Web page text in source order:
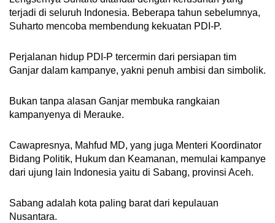
terjadi di seluruh Indonesia. Beberapa tahun sebelumnya,
Suharto mencoba membendung kekuatan PDI-P.
Perjalanan hidup PDI-P tercermin dari persiapan tim
Ganjar dalam kampanye, yakni penuh ambisi dan simbolik.
Bukan tanpa alasan Ganjar membuka rangkaian
kampanyenya di Merauke.
Cawapresnya, Mahfud MD, yang juga Menteri Koordinator
Bidang Politik, Hukum dan Keamanan, memulai kampanye
dari ujung lain Indonesia yaitu di Sabang, provinsi Aceh.
Sabang adalah kota paling barat dari kepulauan
Nusantara.